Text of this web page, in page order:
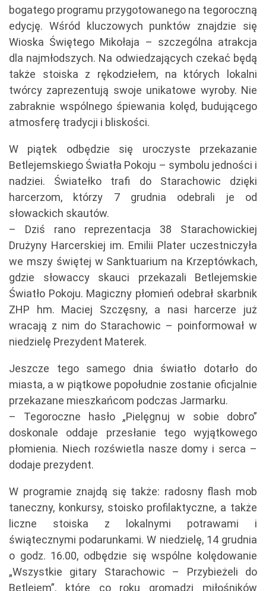
bogatego programu przygotowanego na tegoroczną
edycję. Wśród kluczowych punktów znajdzie się
Wioska Świętego Mikołaja – szczególna atrakcja
dla najmłodszych. Na odwiedzających czekać będą
także stoiska z rękodziełem, na których lokalni
twórcy zaprezentują swoje unikatowe wyroby. Nie
zabraknie wspólnego śpiewania kolęd, budującego
atmosferę tradycji i bliskości.
W piątek odbędzie się uroczyste przekazanie
Betlejemskiego Światła Pokoju – symbolu jedności i
nadziei. Światełko trafi do Starachowic dzięki
harcerzom, którzy 7 grudnia odebrali je od
słowackich skautów.
– Dziś rano reprezentacja 38 Starachowickiej
Drużyny Harcerskiej im. Emilii Plater uczestniczyła
we mszy świętej w Sanktuarium na Krzeptówkach,
gdzie słowaccy skauci przekazali Betlejemskie
Światło Pokoju. Magiczny płomień odebrał skarbnik
ZHP hm. Maciej Szczęsny, a nasi harcerze już
wracają z nim do Starachowic – poinformował w
niedzielę Prezydent Materek.
Jeszcze tego samego dnia światło dotarło do
miasta, a w piątkowe popołudnie zostanie oficjalnie
przekazane mieszkańcom podczas Jarmarku.
– Tegoroczne hasło „Pielęgnuj w sobie dobro”
doskonale oddaje przesłanie tego wyjątkowego
płomienia. Niech rozświetla nasze domy i serca –
dodaje prezydent.
W programie znajdą się także: radosny flash mob
taneczny, konkursy, stoisko profilaktyczne, a także
liczne stoiska z lokalnymi potrawami i
świątecznymi podarunkami. W niedzielę, 14 grudnia
o godz. 16.00, odbędzie się wspólne kolędowanie
„Wszystkie gitary Starachowic – Przybieżeli do
Betlejem”, które co roku gromadzi miłośników